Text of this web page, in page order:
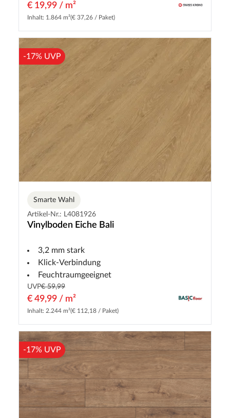
€ 19,99 / m²
Inhalt: 1.864 m²(€ 37,26 / Paket)
-17% UVP
Smarte Wahl
Artikel-Nr.: L4081926
Vinylboden Eiche Bali
3,2 mm stark
Klick-Verbindung
Feuchtraumgeeignet
UVP€ 59,99
€ 49,99 / m²
Inhalt: 2.244 m²(€ 112,18 / Paket)
-17% UVP